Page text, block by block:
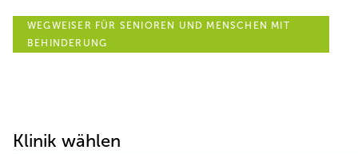
WEGWEISER FÜR SENIOREN UND MENSCHEN MIT
BEHINDERUNG
Klinik wählen